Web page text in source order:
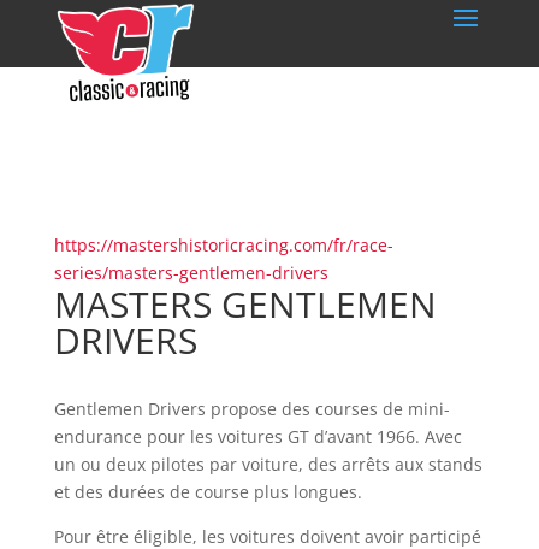
https://mastershistoricracing.com/fr/race-
series/masters-gentlemen-drivers
MASTERS GENTLEMEN
DRIVERS
Gentlemen Drivers propose des courses de mini-
endurance pour les voitures GT d’avant 1966. Avec
un ou deux pilotes par voiture, des arrêts aux stands
et des durées de course plus longues.
Pour être éligible, les voitures doivent avoir participé